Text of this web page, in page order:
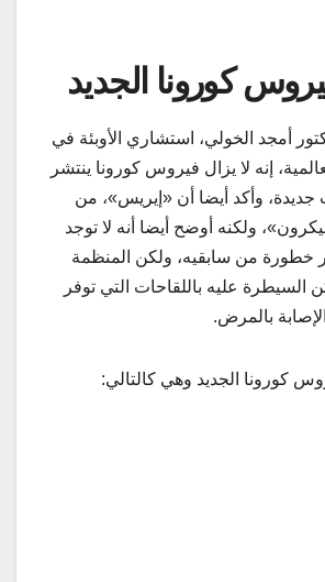
كورونا الجديد
أمجد الخولي، استشاري الأوبئة في
إنه لا يزال فيروس كورونا ينتشر
جديدة، وأكد أيضا أن «إيريس»، من
ولكنه أوضح أيضا أنه لا توجد
خطورة من سابقيه، ولكن المنظمة
السيطرة عليه باللقاحات التي توفر
بالمرض.
كورونا الجديد وهي كالتالي: